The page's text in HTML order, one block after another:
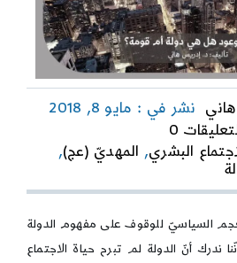
نشر في : مايو 8, 2018
0
دولة
الموعود
هي
دولة
أم
قومة؟
البشري, المهديّ (عج),
السياسيّ للوقوف على مفهوم الدولة
ندرك أنّ الدولة لم تبرح حياة الاجتماع